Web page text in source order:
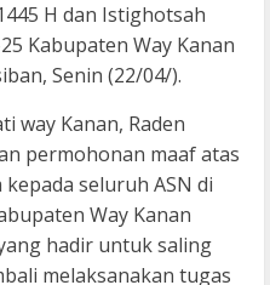
H dan Istighotsah
Kabupaten Way Kanan
Senin (22/04/).
way Kanan, Raden
permohonan maaf atas
seluruh ASN di
Way Kanan
hadir untuk saling
melaksanakan tugas